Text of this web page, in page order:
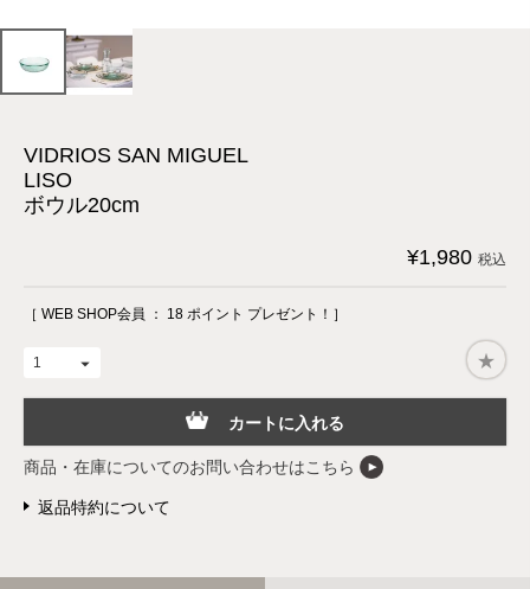
VIDRIOS SAN MIGUEL
LISO
ボウル20cm
¥1,980 税込
［ WEB SHOP会員 ： 18 ポイント プレゼント！］
カートに入れる
商品・在庫についてのお問い合わせはこちら
返品特約について